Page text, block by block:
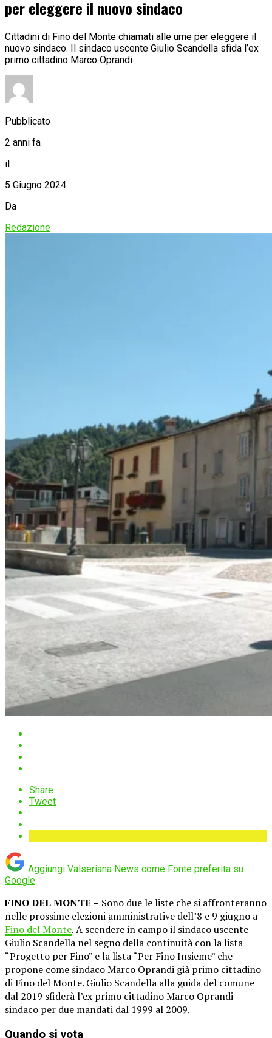
per eleggere il nuovo sindaco
Cittadini di Fino del Monte chiamati alle urne per eleggere il
nuovo sindaco. Il sindaco uscente Giulio Scandella sfida l’ex
primo cittadino Marco Oprandi
Pubblicato
2 anni fa
il
5 Giugno 2024
Da
Redazione
Share
Tweet
Aggiungi Valseriana News come Fonte preferita su
Google
FINO DEL MONTE – Sono due le liste che si affronteranno
nelle prossime elezioni amministrative dell’8 e 9 giugno a
Fino del Monte. A scendere in campo il sindaco uscente
Giulio Scandella nel segno della continuità con la lista
“Progetto per Fino” e la lista “Per Fino Insieme” che
propone come sindaco Marco Oprandi già primo cittadino
di Fino del Monte. Giulio Scandella alla guida del comune
dal 2019 sfiderà l’ex primo cittadino Marco Oprandi
sindaco per due mandati dal 1999 al 2009.
Quando si vota